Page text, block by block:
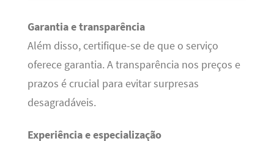
Garantia e transparência
Além disso, certifique-se de que o serviço
oferece garantia. A transparência nos preços e
prazos é crucial para evitar surpresas
desagradáveis.
Experiência e especialização